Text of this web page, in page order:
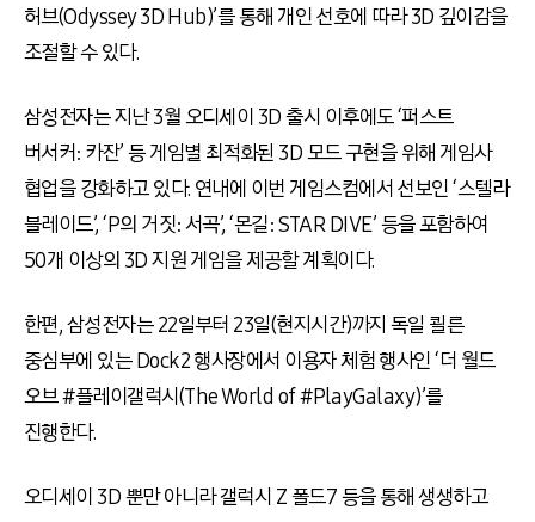
허브(Odyssey 3D Hub)’를 통해 개인 선호에 따라 3D 깊이감을
조절할 수 있다.
삼성전자는 지난 3월 오디세이 3D 출시 이후에도 ‘퍼스트
버서커: 카잔’ 등 게임별 최적화된 3D 모드 구현을 위해 게임사
협업을 강화하고 있다. 연내에 이번 게임스컴에서 선보인 ‘스텔라
블레이드’, ‘P의 거짓: 서곡’, ‘몬길: STAR DIVE’ 등을 포함하여
50개 이상의 3D 지원 게임을 제공할 계획이다.
한편, 삼성전자는 22일부터 23일(현지시간)까지 독일 쾰른
중심부에 있는 Dock2 행사장에서 이용자 체험 행사인 ‘더 월드
오브 #플레이갤럭시(The World of #PlayGalaxy)’를
진행한다.
오디세이 3D 뿐만 아니라 갤럭시 Z 폴드7 등을 통해 생생하고